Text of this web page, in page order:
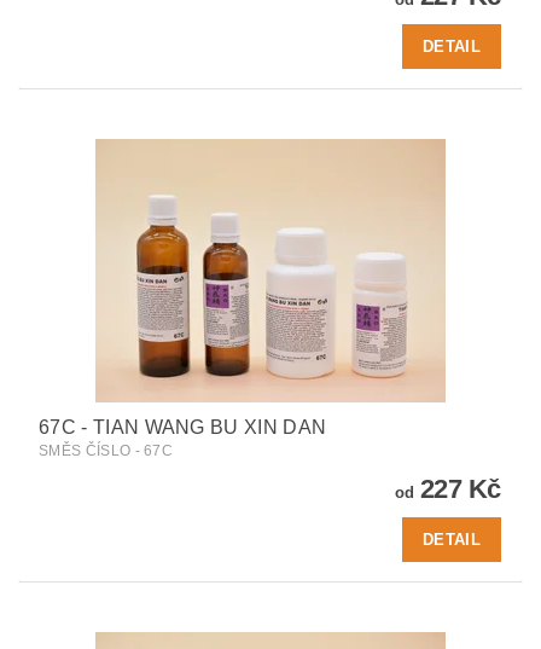
DETAIL
67C - TIAN WANG BU XIN DAN
SMĚS ČÍSLO - 67C
od 227 Kč
DETAIL